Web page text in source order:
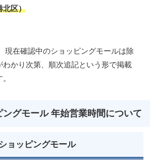
北区）
現在確認中のショッピングモールは除
わかり次第、順次追記という形で掲載
グモール 年始営業時間について
ョッピングモール